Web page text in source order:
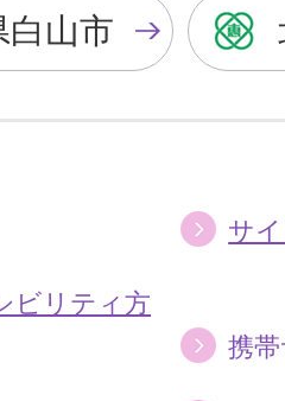
色
に
色
に
白山市
サ
ビリティ方
携